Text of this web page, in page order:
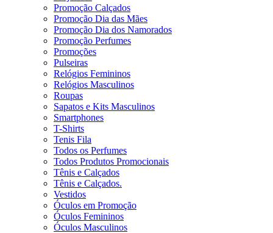
Promoção Calçados
Promoção Dia das Mães
Promoção Dia dos Namorados
Promoção Perfumes
Promoções
Pulseiras
Relógios Femininos
Relógios Masculinos
Roupas
Sapatos e Kits Masculinos
Smartphones
T-Shirts
Tenis Fila
Todos os Perfumes
Todos Produtos Promocionais
Tênis e Calçados
Tênis e Calçados.
Vestidos
Óculos em Promoção
Óculos Femininos
Óculos Masculinos